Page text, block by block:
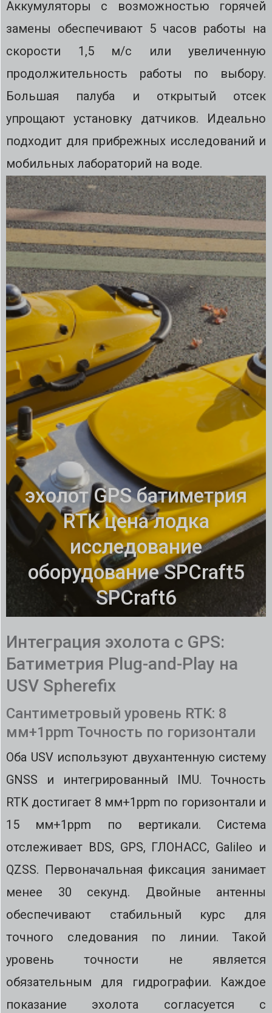
Аккумуляторы с возможностью горячей
замены обеспечивают 5 часов работы на
скорости 1,5 м/с или увеличенную
продолжительность работы по выбору.
Большая палуба и открытый отсек
упрощают установку датчиков. Идеально
подходит для прибрежных исследований и
мобильных лабораторий на воде.
эхолот GPS батиметрия
RTK цена лодка
исследование
оборудование SPCraft5
SPCraft6
Интеграция эхолота с GPS:
Батиметрия Plug-and-Play на
USV Spherefix
Сантиметровый уровень RTK: 8
мм+1ppm Точность по горизонтали
Оба USV используют двухантенную систему
GNSS и интегрированный IMU. Точность
RTK достигает 8 мм+1ppm по горизонтали и
15 мм+1ppm по вертикали. Система
отслеживает BDS, GPS, ГЛОНАСС, Galileo и
QZSS. Первоначальная фиксация занимает
менее 30 секунд. Двойные антенны
обеспечивают стабильный курс для
точного следования по линии. Такой
уровень точности не является
обязательным для гидрографии. Каждое
показание эхолота согласуется с